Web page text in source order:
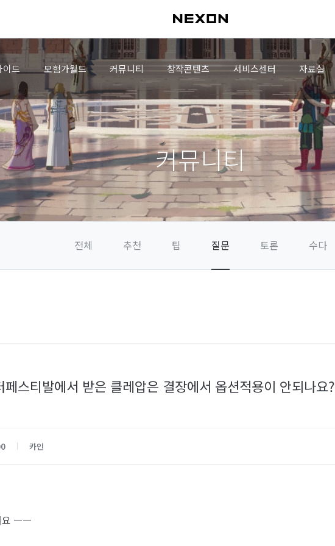
이드 모험가월드 커뮤니티 창작콘텐츠 서비스센터 자료실
커뮤니티
전체 추천 팁 질문 토론 수다
스티발에서 받은 클레압은 결장에서 옵션적용이 안되나요?
카인
ㅡㅡ